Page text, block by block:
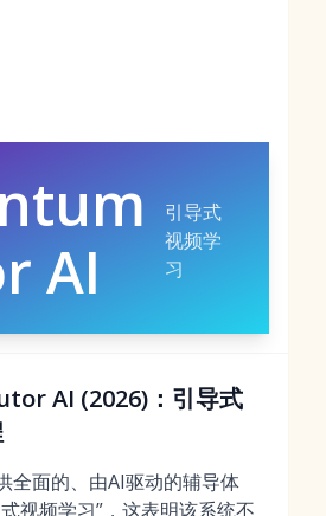
AI
引导式
视频学
习
AI (2026)：引导式
全面的、由AI驱动的辅导体
视频学习”，这表明该系统不